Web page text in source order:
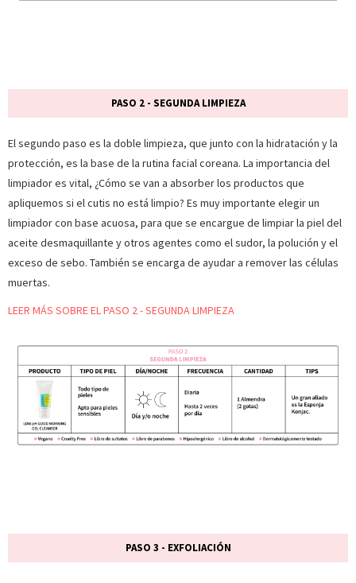
PASO 2 - SEGUNDA LIMPIEZA
El segundo paso es la doble limpieza, que junto con la hidratación y la
protección, es la base de la rutina facial coreana. La importancia del
limpiador es vital, ¿Cómo se van a absorber los productos que
apliquemos si el cutis no está limpio? Es muy importante elegir un
limpiador con base acuosa, para que se encargue de limpiar la piel del
aceite desmaquillante y otros agentes como el sudor, la polución y el
exceso de sebo. También se encarga de ayudar a remover las células
muertas.
LEER MÁS SOBRE EL PASO 2 - SEGUNDA LIMPIEZA
PASO 3 - EXFOLIACIÓN